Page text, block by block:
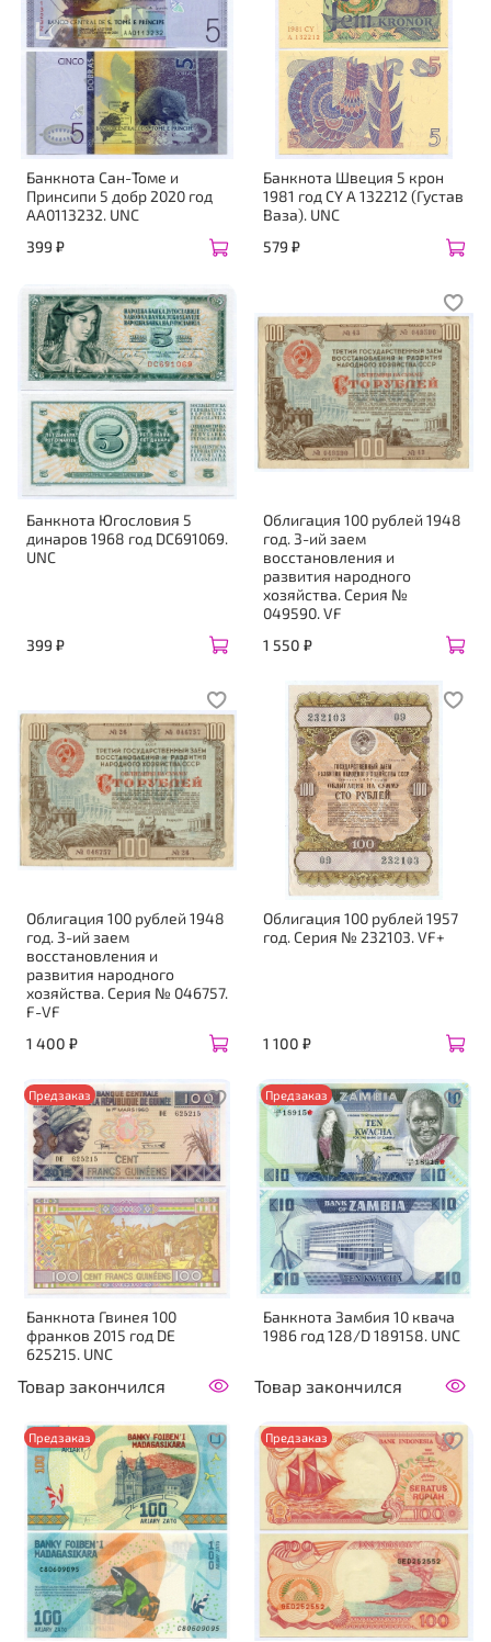
Банкнота Сан-Томе и
Принсипи 5 добр 2020 год
AA0113232. UNC
399 ₽
Банкнота Швеция 5 крон
1981 год CY A 132212 (Густав
Ваза). UNC
579 ₽
Банкнота Югословия 5
динаров 1968 год DC691069.
UNC
399 ₽
Облигация 100 рублей 1948
год. 3-ий заем
восстановления и
развития народного
хозяйства. Серия №
049590. VF
1 550 ₽
Облигация 100 рублей 1948
год. 3-ий заем
восстановления и
развития народного
хозяйства. Серия № 046757.
F-VF
1 400 ₽
Облигация 100 рублей 1957
год. Серия № 232103. VF+
1 100 ₽
Предзаказ
Банкнота Гвинея 100
франков 2015 год DE
625215. UNC
Товар закончился
Предзаказ
Банкнота Замбия 10 квача
1986 год 128/D 189158. UNC
Товар закончился
Предзаказ Предзаказ